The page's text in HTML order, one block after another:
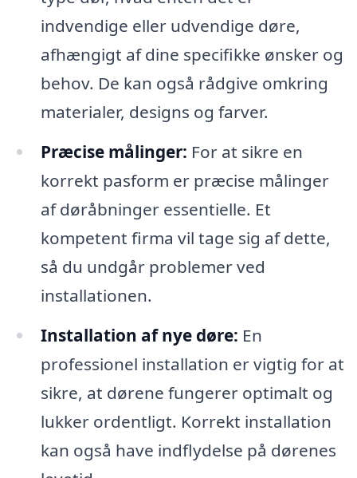
indvendige eller udvendige døre,
afhængigt af dine specifikke ønsker og
behov. De kan også rådgive omkring
materialer, designs og farver.
Præcise målinger: For at sikre en
korrekt pasform er præcise målinger
af døråbninger essentielle. Et
kompetent firma vil tage sig af dette,
så du undgår problemer ved
installationen.
Installation af nye døre: En
professionel installation er vigtig for at
sikre, at dørene fungerer optimalt og
lukker ordentligt. Korrekt installation
kan også have indflydelse på dørenes